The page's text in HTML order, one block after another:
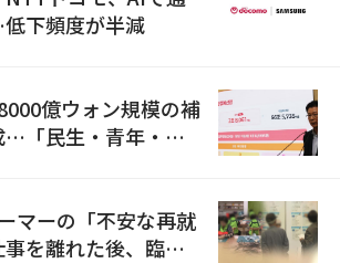
下頻度が半減
億ウォン規模の補
…「民生・青年・安
マーの「不安な再就
を離れた後、臨時